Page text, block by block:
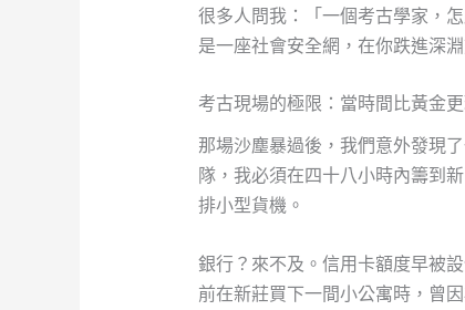
很多人問我：「一個考古學家，
是一座社會安全網，在你跌進深
考古現場的極限：當時間比黃金
那場沙塵暴過後，我們意外發現
隊，我必須在四十八小時內籌到
排小型貨機。
銀行？來不及。信用卡額度早被
前在新莊買下一間小公寓時，曾